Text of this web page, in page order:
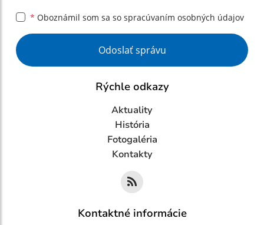
* Oboznámil som sa so spracúvaním osobných údajov
Google reCaptcha Response
Odoslať správu
Rýchle odkazy
Aktuality
História
Fotogaléria
Kontakty
Kontaktné informácie